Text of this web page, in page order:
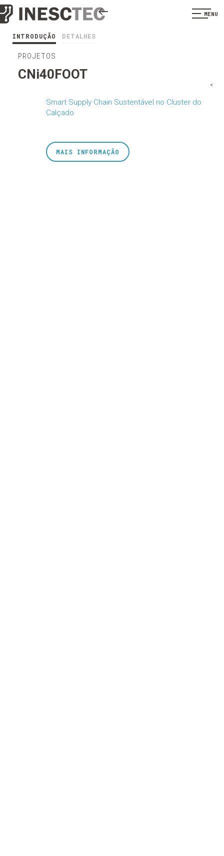
MENU
INTRODUÇÃO DETALHES
PROJETOS
CNi40FOOT
Smart Supply Chain Sustentável no Cluster do
Calçado
<
MAIS INFORMAÇÃO